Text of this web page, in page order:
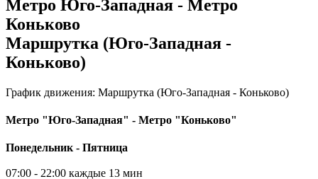
Метро Юго-Западная - Метро
Коньково
Маршрутка (Юго-Западная -
Коньково)
График движения: Маршрутка (Юго-Западная - Коньково)
Метро "Юго-Западная" - Метро "Коньково"
Понедельник - Пятница
07:00 - 22:00 каждые 13 мин